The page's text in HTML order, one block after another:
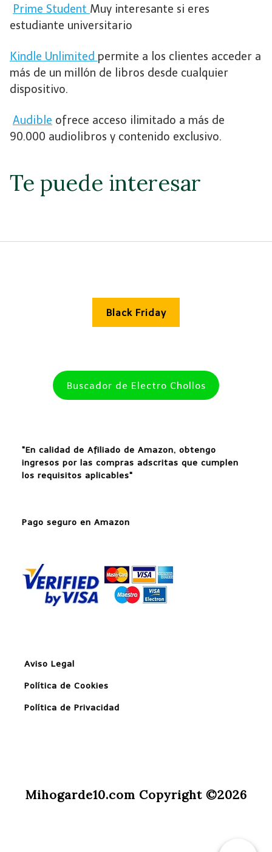
Prime Student Muy interesante si eres
estudiante universitario
Kindle Unlimited permite a los clientes acceder a
más de un millón de libros desde cualquier
dispositivo.
Audible ofrece acceso ilimitado a más de
90.000 audiolibros y contenido exclusivo.
Te puede interesar
Black Friday
Buscador de Electro Chollos
"En calidad de Afiliado de Amazon, obtengo
ingresos por las compras adscritas que cumplen
los requisitos aplicables"
Pago seguro en Amazon
Aviso Legal
Política de Cookies
Política de Privacidad
Mihogarde10.com Copyright ©2026